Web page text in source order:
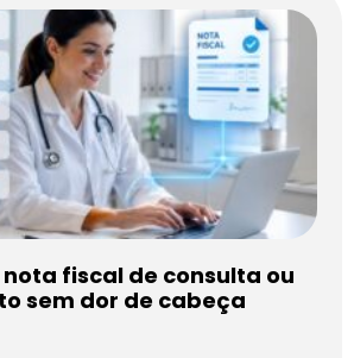
fiscal de consulta ou
sem dor de cabeça